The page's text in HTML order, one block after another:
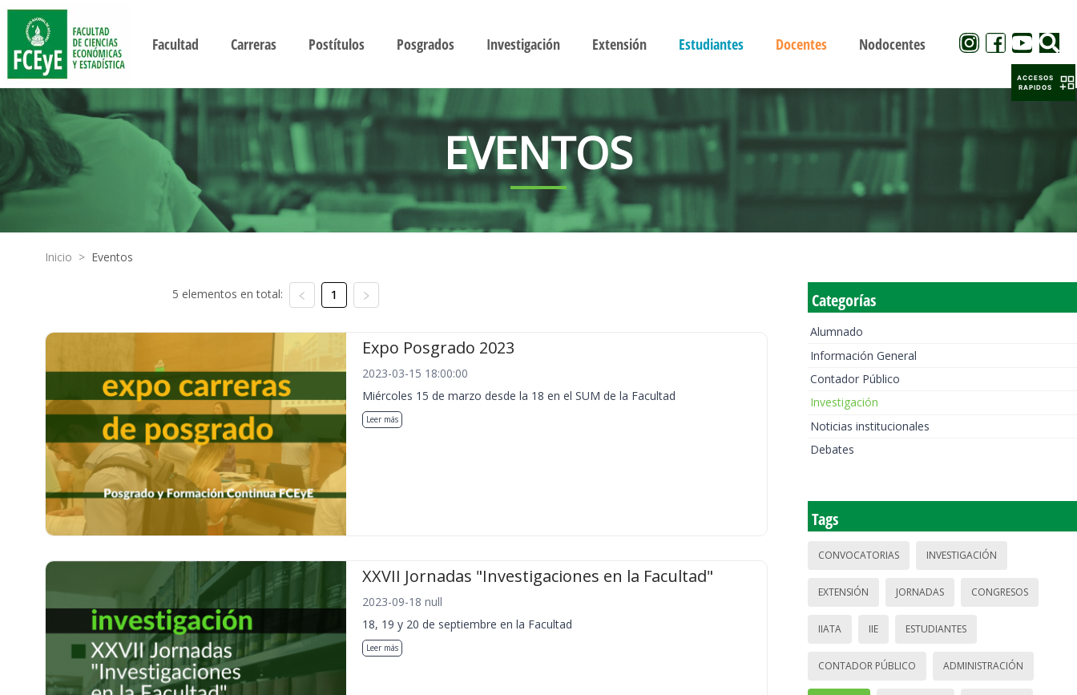
Facultad Carreras Postítulos Posgrados Investigación Extensión Estudiantes Docentes Nodocentes
EVENTOS
Inicio > Eventos
5 elementos en total: 1
Expo Posgrado 2023
2023-03-15 18:00:00
Miércoles 15 de marzo desde la 18 en el SUM de la Facultad
Leer más
XXVII Jornadas "Investigaciones en la Facultad"
2023-09-18 null
18, 19 y 20 de septiembre en la Facultad
Leer más
Categorías
Alumnado
Información General
Contador Público
Investigación
Noticias institucionales
Debates
Tags
CONVOCATORIAS INVESTIGACIÓN
EXTENSIÓN JORNADAS CONGRESOS
IIATA IIE ESTUDIANTES
CONTADOR PÚBLICO ADMINISTRACIÓN
ACCESOS
RAPIDOS